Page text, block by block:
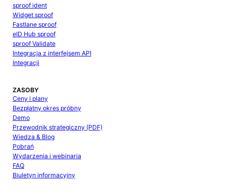
sproof ident
Widget sproof
Fastlane sproof
eID Hub sproof
sproof Validate
Integracja z interfejsem API
Integracji
ZASOBY
Ceny i plany
Bezpłatny okres próbny
Demo
Przewodnik strategiczny (PDF)
Wiedza & Blog
Pobrań
Wydarzenia i webinaria
FAQ
Biuletyn informacyjny